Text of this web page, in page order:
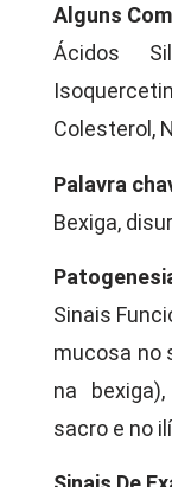
Alguns
Ácidos
Colesterol,
Palavra
Bexiga,
Sinais
mucosa no
na
sacro e no